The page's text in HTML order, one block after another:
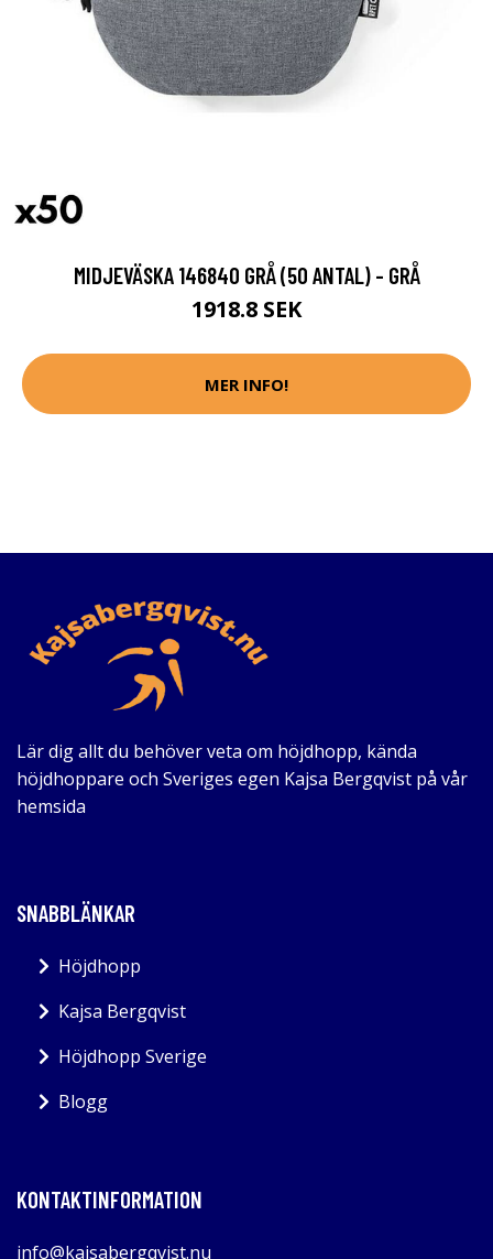
MIDJEVÄSKA 146840 GRÅ (50 ANTAL) - GRÅ
1918.8 SEK
MER INFO!
Lär dig allt du behöver veta om höjdhopp, kända
höjdhoppare och Sveriges egen Kajsa Bergqvist på vår
hemsida
SNABBLÄNKAR
Höjdhopp
Kajsa Bergqvist
Höjdhopp Sverige
Blogg
KONTAKTINFORMATION
info@kajsabergqvist.nu